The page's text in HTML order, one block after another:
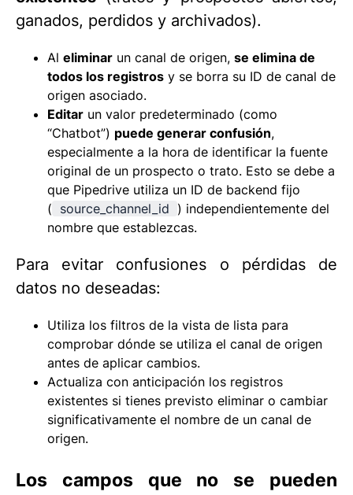
ganados, perdidos y archivados).
Al eliminar un canal de origen, se elimina de
todos los registros y se borra su ID de canal de
origen asociado.
Editar un valor predeterminado (como
“Chatbot”) puede generar confusión,
especialmente a la hora de identificar la fuente
original de un prospecto o trato. Esto se debe a
que Pipedrive utiliza un ID de backend fijo
( source_channel_id ) independientemente del
nombre que establezcas.
Para evitar confusiones o pérdidas de
datos no deseadas:
Utiliza los filtros de la vista de lista para
comprobar dónde se utiliza el canal de origen
antes de aplicar cambios.
Actualiza con anticipación los registros
existentes si tienes previsto eliminar o cambiar
significativamente el nombre de un canal de
origen.
Los campos que no se pueden